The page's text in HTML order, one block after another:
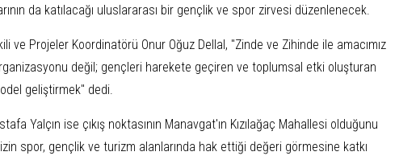
da katılacağı uluslararası bir gençlik ve spor zirvesi düzenlenecek.
ve Projeler Koordinatörü Onur Oğuz Dellal, "Zinde ve Zihinde ile amacımız
değil; gençleri harekete geçiren ve toplumsal etki oluşturan
geliştirmek" dedi.
Yalçın ise çıkış noktasının Manavgat'ın Kızılağaç Mahallesi olduğunu
spor, gençlik ve turizm alanlarında hak ettiği değeri görmesine katkı